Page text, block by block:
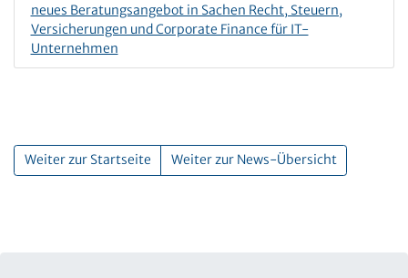
neues Beratungsangebot in Sachen Recht, Steuern,
Versicherungen und Corporate Finance für IT-
Unternehmen
Weiter zur Startseite Weiter zur News-Übersicht